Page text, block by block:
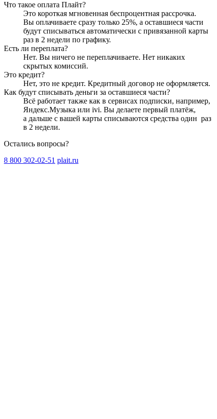
Что такое оплата Плайт?
Это короткая мгновенная беспроцентная рассрочка.
Вы оплачиваете сразу только 25%, а оставшиеся части
будут списываться автоматически с привязанной карты
раз в 2 недели по графику.
Есть ли переплата?
Нет. Вы ничего не переплачиваете. Нет никаких
скрытых комиссий.
Это кредит?
Нет, это не кредит. Кредитный договор не оформляется.
Как будут списывать деньги за оставшиеся части?
Всё работает также как в сервисах подписки, например,
Яндекс.Музыка или ivi. Вы делаете первый платёж,
а дальше с вашей карты списываются средства один раз
в 2 недели.
Остались вопросы?
8 800 302-02-51 plait.ru